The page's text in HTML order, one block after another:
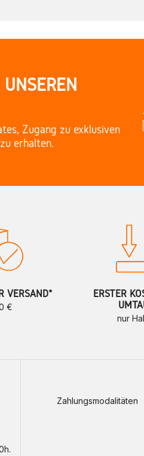
Zugang zu exklusiven
erhalten.
VERSAND*
€
ERSTER
nur
Zahlungsmodalitäten